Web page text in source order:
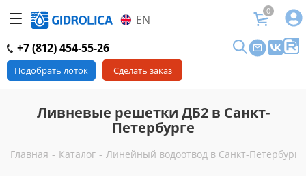
EN
0
+7 (812) 454-55-26
Подобрать лоток Сделать заказ
Ливневые решетки ДБ2 в Санкт-
Петербурге
Главная - Каталог - Линейный водоотвод в Санкт-Петербурге